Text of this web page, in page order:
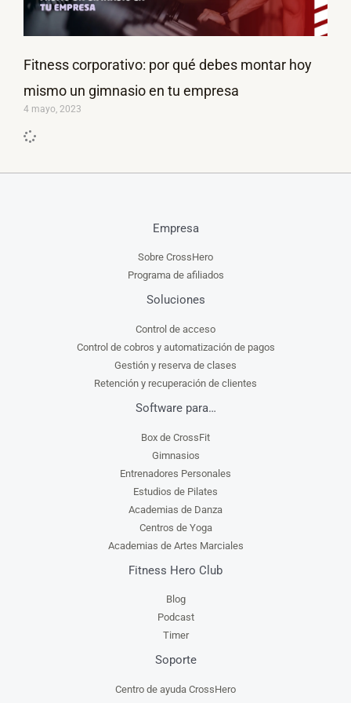
Fitness corporativo: por qué debes montar hoy
mismo un gimnasio en tu empresa
4 mayo, 2023
Empresa
Sobre CrossHero
Programa de afiliados
Soluciones
Control de acceso
Control de cobros y automatización de pagos
Gestión y reserva de clases
Retención y recuperación de clientes
Software para…
Box de CrossFit
Gimnasios
Entrenadores Personales
Estudios de Pilates
Academias de Danza
Centros de Yoga
Academias de Artes Marciales
Fitness Hero Club
Blog
Podcast
Timer
Soporte
Centro de ayuda CrossHero